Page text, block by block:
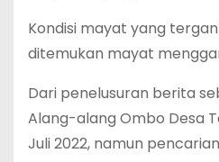
Kondisi mayat yang
ditemukan mayat
Dari penelusuran berita
Alang-alang Ombo Desa
Juli 2022, namun